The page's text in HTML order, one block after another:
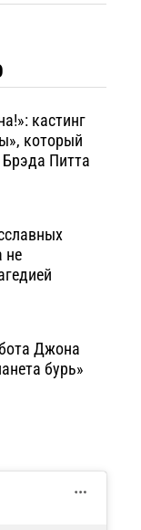
кастинг
который
Питта
не
Джона
бурь»